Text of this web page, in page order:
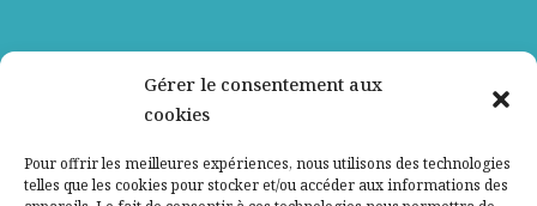
Gérer le consentement aux
cookies
Pour offrir les meilleures expériences, nous utilisons des technologies
telles que les cookies pour stocker et/ou accéder aux informations des
Nos partenaires